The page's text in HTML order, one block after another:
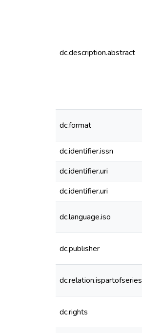
dc.description.abstract
dc.format
dc.identifier.issn
dc.identifier.uri
dc.identifier.uri
dc.language.iso
dc.publisher
dc.relation.ispartofseries
dc.rights